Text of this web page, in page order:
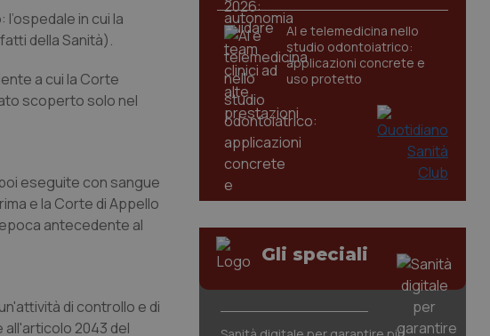
in cui la
della Sanità).
a cui la Corte
scoperto solo nel
eseguite con sangue
e la Corte di Appello
antecedente al
di controllo e di
2043 del
AI e telemedicina nello
studio odontoiatrico:
applicazioni concrete e
uso protetto
Gli speciali